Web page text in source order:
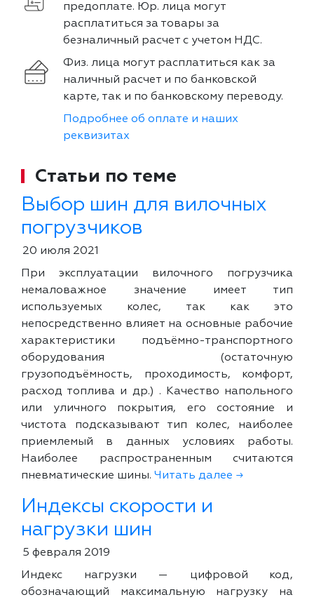
предоплате. Юр. лица могут
расплатиться за товары за
безналичный расчет с учетом НДС.
Физ. лица могут расплатиться как за
наличный расчет и по банковской
карте, так и по банковскому переводу.
Подробнее об оплате и наших
реквизитах
Статьи по теме
Выбор шин для вилочных
погрузчиков
20 июля 2021
При эксплуатации вилочного погрузчика
немаловажное значение имеет тип
используемых колес, так как это
непосредственно влияет на основные рабочие
характеристики подъёмно-транспортного
оборудования (остаточную
грузоподъёмность, проходимость, комфорт,
расход топлива и др.) . Качество напольного
или уличного покрытия, его состояние и
чистота подсказывают тип колес, наиболее
приемлемый в данных условиях работы.
Наиболее распространенным считаются
пневматические шины. Читать далее →
Индексы скорости и
нагрузки шин
5 февраля 2019
Индекс нагрузки — цифровой код,
обозначающий максимальную нагрузку на